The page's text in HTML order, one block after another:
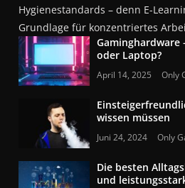
Hygienestandards – denn E-
Grundlage für konzentriertes
Gaminghardware
oder Laptop?
April 14, 2025 Only
wissen müssen
Juni 24, 2024 Only
Die besten
und